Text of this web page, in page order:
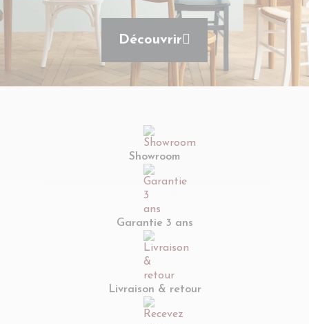
Découvrir
Showroom
Garantie 3 ans
Livraison & retour